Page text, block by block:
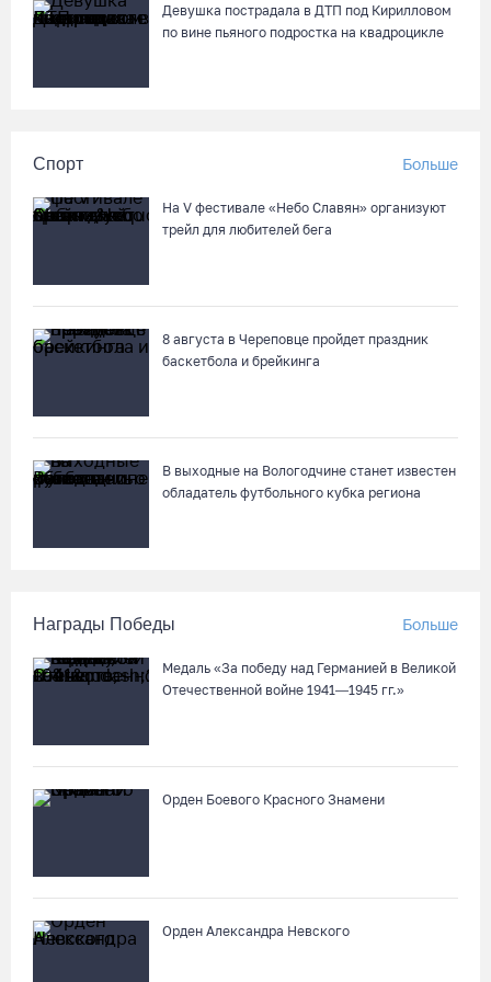
Девушка пострадала в ДТП под Кирилловом
по вине пьяного подростка на квадроцикле
Спорт Больше
На V фестивале «Небо Славян» организуют
трейл для любителей бега
8 августа в Череповце пройдет праздник
баскетбола и брейкинга
В выходные на Вологодчине станет известен
обладатель футбольного кубка региона
Награды Победы Больше
Медаль «За победу над Германией в Великой
Отечественной войне 1941—1945 гг.»
Орден Боевого Красного Знамени
Орден Александра Невского